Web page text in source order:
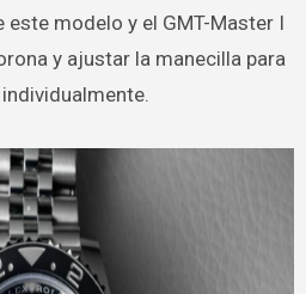
modelo y el GMT-Master I
y ajustar la manecilla para